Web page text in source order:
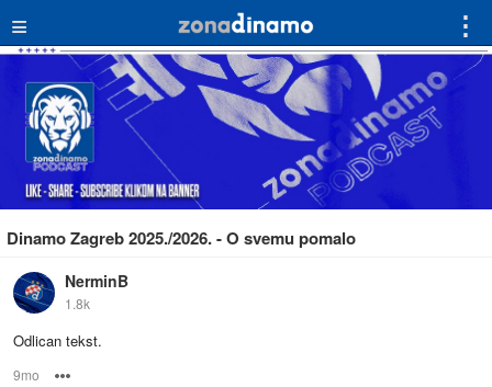
≡ ⋮
Dinamo Zagreb 2025./2026. - O svemu pomalo
NerminB
1.8k
Odlican tekst.
9mo